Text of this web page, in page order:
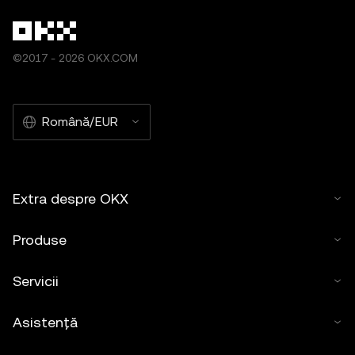
©2017 - 2026 OKX.COM
Română/EUR
Extra despre OKX
Produse
Servicii
Asistență